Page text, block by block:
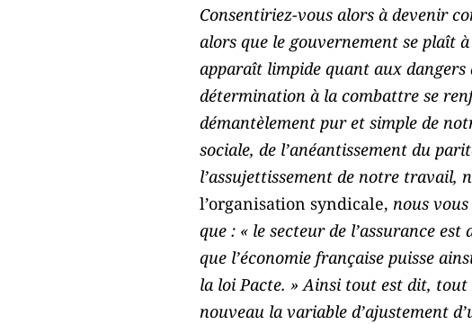
Consentiriez-vous alors à devenir
alors que le gouvernement se plaît
apparaît limpide quant aux dangers
détermination à la combattre se
démantèlement pur et simple de
sociale, de l’anéantissement du
l’assujettissement de notre travail,
l’organisation syndicale, nous
que : « le secteur de l’assurance
que l’économie française puisse
la loi Pacte. » Ainsi tout est dit, tout
nouveau la variable d’ajustement